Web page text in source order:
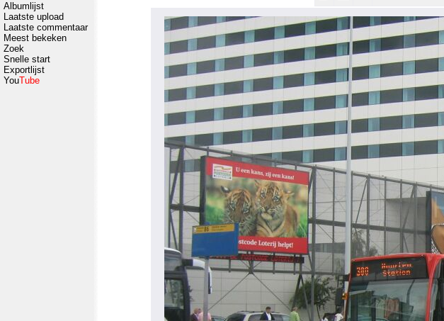
Albumlijst
Laatste upload
Laatste commentaar
Meest bekeken
Zoek
Snelle start
Exportlijst
YouTube